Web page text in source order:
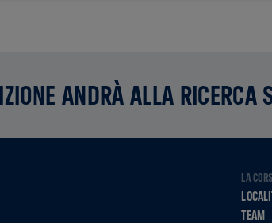
ANDRÀ ALLA RICERCA
LA
TEAM